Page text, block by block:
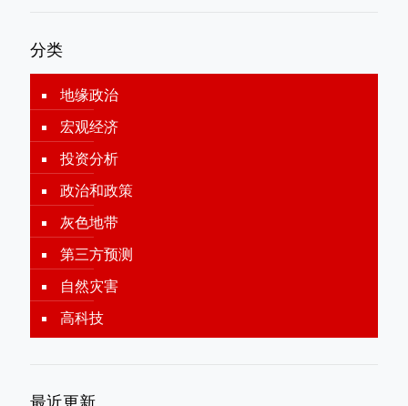
分类
地缘政治
宏观经济
投资分析
政治和政策
灰色地带
第三方预测
自然灾害
高科技
最近更新